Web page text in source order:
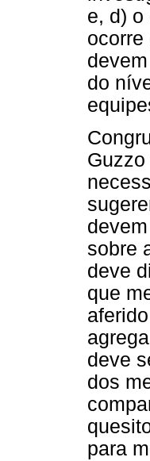
e, d) o
ocorre
do
sobre
deve
que
deve
dos
para